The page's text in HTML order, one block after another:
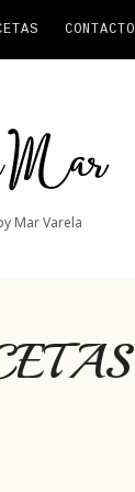
CONTACTO
Mar Varela